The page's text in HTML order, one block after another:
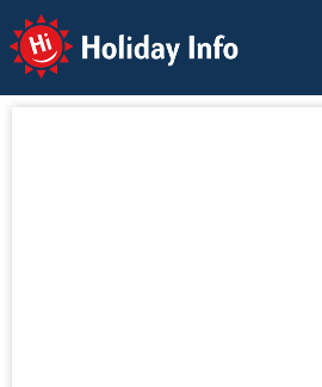
Holiday Info